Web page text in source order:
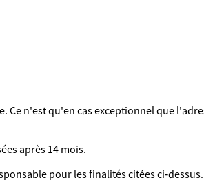
n'est qu'en cas exceptionnel que
après 14 mois.
pour les finalités citées ci‑dessus.